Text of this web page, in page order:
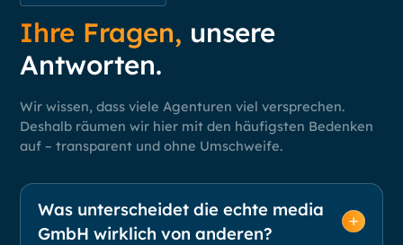
Ihre Fragen, unsere
Antworten.
Wir wissen, dass viele Agenturen viel versprechen.
Deshalb räumen wir hier mit den häufigsten Bedenken
auf – transparent und ohne Umschweife.
Was unterscheidet die echte media
GmbH wirklich von anderen?